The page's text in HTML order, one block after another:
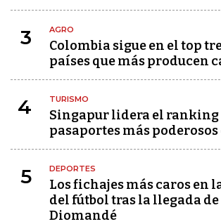
3 AGRO
Colombia sigue en el top
países que más producen
4 TURISMO
Singapur lidera el ranking
pasaportes más
5 DEPORTES
Los fichajes más caros en
del fútbol tras la llegada de
Diomandé